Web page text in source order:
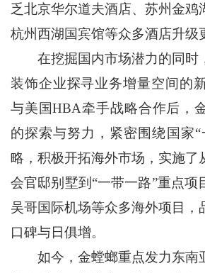
乏北京华尔道夫酒店、苏州金鸡
杭州西湖国宾馆等众多酒店升级
在挖掘国内市场潜力的同时
装饰企业探寻业务增量空间的
与美国HBA牵手战略合作后，
的探索与努力，紧密围绕国家
略，积极开拓海外市场，实施了
会官邸别墅到“一带一路”重点
吴哥国际机场等众多海外项目，
口碑与日俱增。
如今，金螳螂重点发力东南